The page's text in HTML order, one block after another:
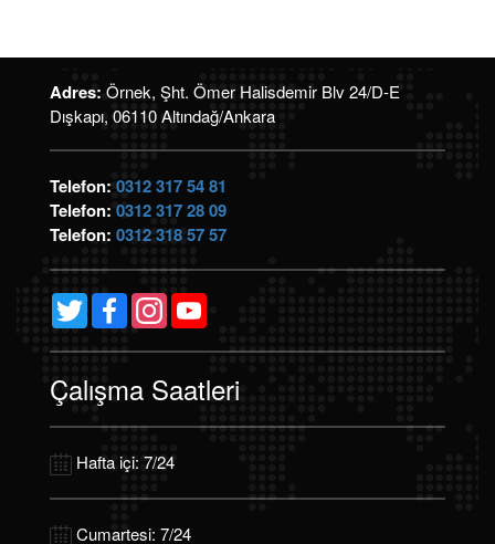
Adres: Örnek, Şht. Ömer Halisdemir Blv 24/D-E
Dışkapı, 06110 Altındağ/Ankara
Telefon: 0312 317 54 81
Telefon: 0312 317 28 09
Telefon: 0312 318 57 57
TwitterFacebookInstagram
Çalışma Saatleri
Hafta içi: 7/24
Cumartesi: 7/24